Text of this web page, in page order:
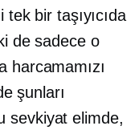
bir taşıyıcıda
de sadece o
harcamamızı
şunları
sevkiyat elimde,